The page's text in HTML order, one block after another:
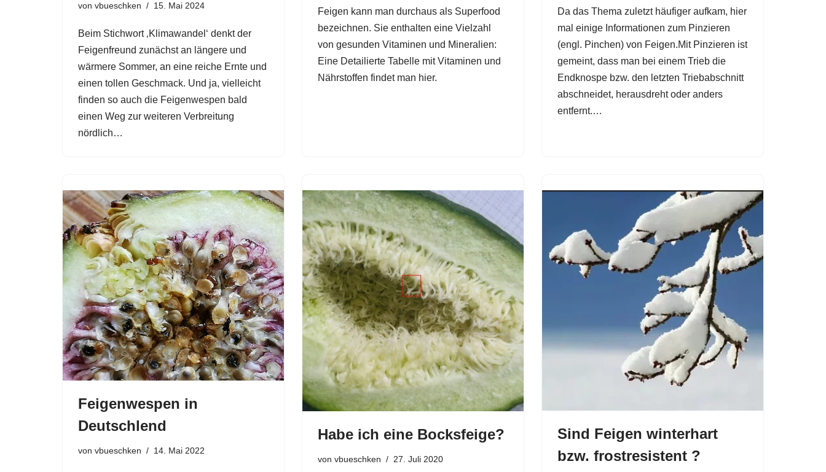
von vbueschken 15. Mai 2024
Beim Stichwort ‚Klimawandel‘ denkt der
Feigenfreund zunächst an längere und
wärmere Sommer, an eine reiche Ernte und
einen tollen Geschmack. Und ja, vielleicht
finden so auch die Feigenwespen bald
einen Weg zur weiteren Verbreitung
nördlich…
Feigen kann man durchaus als Superfood
bezeichnen. Sie enthalten eine Vielzahl
von gesunden Vitaminen und Mineralien:
Eine Detailierte Tabelle mit Vitaminen und
Nährstoffen findet man hier.
Da das Thema zuletzt häufiger aufkam, hier
mal einige Informationen zum Pinzieren
(engl. Pinchen) von Feigen.Mit Pinzieren ist
gemeint, dass man bei einem Trieb die
Endknospe bzw. den letzten Triebabschnitt
abschneidet, herausdreht oder anders
entfernt.…
Feigenwespen in
Deutschlend
von vbueschken 14. Mai 2022
Habe ich eine Bocksfeige?
von vbueschken 27. Juli 2020
Sind Feigen winterhart
bzw. frostresistent ?